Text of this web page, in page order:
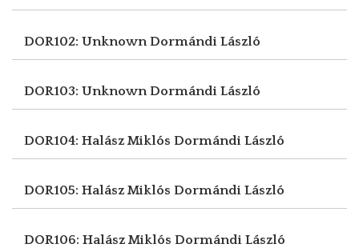
DOR102: UnknownDormándi László
DOR103: UnknownDormándi László
DOR104: Halász Miklós Dormándi László
DOR105: Halász Miklós Dormándi László
DOR106: Halász Miklós Dormándi László